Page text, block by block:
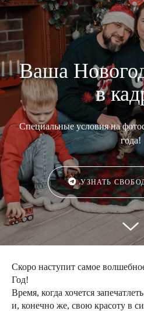
Ваша
в
Специальные условия на
года!
УЗНАТЬ
Скоро наступит самое
Год!
Время, когда хочется
и, конечно же, свою красоту в